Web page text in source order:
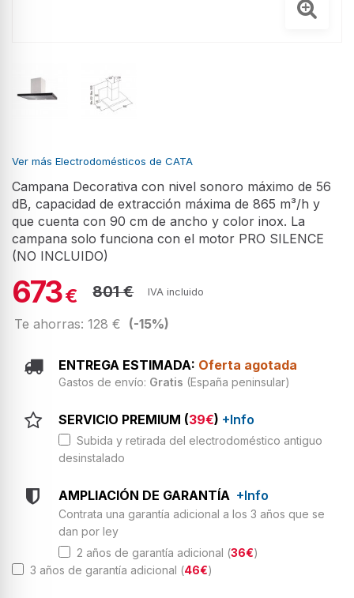
Ver más Electrodomésticos de CATA
Campana Decorativa con nivel sonoro máximo de 56
dB, capacidad de extracción máxima de 865 m³/h y
que cuenta con 90 cm de ancho y color inox. La
campana solo funciona con el motor PRO SILENCE
(NO INCLUIDO)
673€ 801 € IVA incluido
Te ahorras: 128 € (-15%)
ENTREGA ESTIMADA: Oferta agotada
Gastos de envío: Gratis (España peninsular)
SERVICIO PREMIUM (39€) +Info
Subida y retirada del electrodoméstico antiguo
desinstalado
AMPLIACIÓN DE GARANTÍA +Info
Contrata una garantía adicional a los 3 años que se
dan por ley
2 años de garantía adicional (36€)
3 años de garantía adicional (46€)